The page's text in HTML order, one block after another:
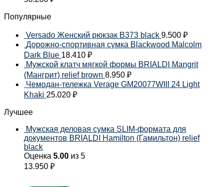
Популярные
Versado Женский рюкзак B373 black 9.500 ₽
Дорожно-спортивная сумка Blackwood Malcolm
Dark Blue 18.410 ₽
Мужской клатч мягкой формы BRIALDI Mangrit
(Мангрит) relief brown 8.950 ₽
Чемодан-тележка Verage GM20077WIII 24 Light
Khaki 25.020 ₽
Лучшее
Мужская деловая сумка SLIM-формата для
документов BRIALDI Hamilton (Гамильтон) relief
black
Оценка 5.00 из 5
13.950 ₽